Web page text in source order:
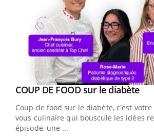
Youtube
COUP DE FOOD sur le diabète
Coup de food sur le diabète, c'est votre
vous culinaire qui bouscule les idées
épisode, une ...